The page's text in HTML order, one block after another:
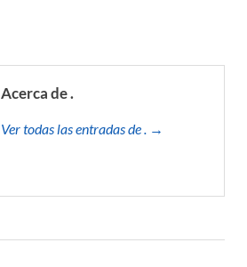
Acerca de .
Ver todas las entradas de . →